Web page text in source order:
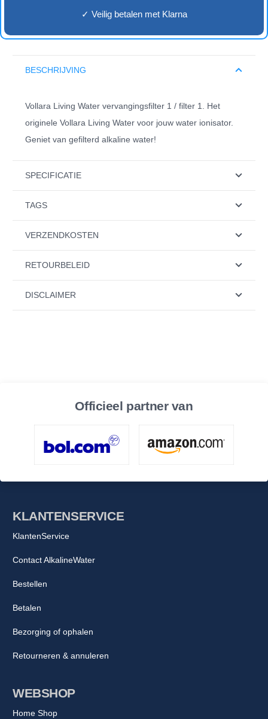
✓ Veilig betalen met Klarna
BESCHRIJVING
Vollara Living Water vervangingsfilter 1 / filter 1. Het
originele Vollara Living Water voor jouw water ionisator.
Geniet van gefilterd alkaline water!
SPECIFICATIE
TAGS
VERZENDKOSTEN
RETOURBELEID
DISCLAIMER
Officieel partner van
WEBSHOP
Home Shop
KLANTENSERVICE
KlantenService
Contact AlkalineWater
Bestellen
Betalen
Bezorging of ophalen
Retourneren & annuleren